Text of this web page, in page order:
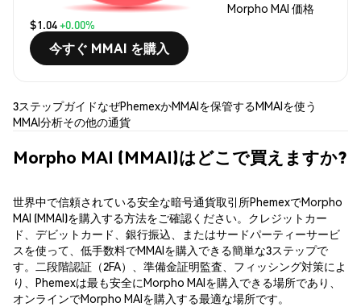
Morpho MAI 価格
$1.04+0.00%
今すぐ MMAI を購入
3ステップガイドなぜPhemexかMMAIを保管するMMAIを使う
MMAI分析その他の通貨
Morpho MAI (MMAI)はどこで買えますか?
世界中で信頼されている安全な暗号通貨取引所PhemexでMorpho
MAI (MMAI)を購入する方法をご確認ください。クレジットカー
ド、デビットカード、銀行振込、またはサードパーティーサービ
スを使って、低手数料でMMAIを購入できる簡単な3ステップで
す。二段階認証（2FA）、準備金証明監査、フィッシング対策によ
り、Phemexは最も安全にMorpho MAIを購入できる場所であり、
オンラインでMorpho MAIを購入する最適な場所です。